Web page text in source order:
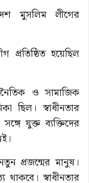
মুসলিম লীগের
হয়েছিল
ও সামাজিক
ছিল। স্বাধীনতার
যুক্ত ব্যক্তিদের
প্রজন্মের মানুষ।
স্বাধীনতার